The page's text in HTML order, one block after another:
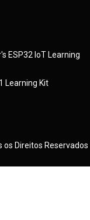
ESP32 IoT Learning
Learning Kit
os Direitos Reservados